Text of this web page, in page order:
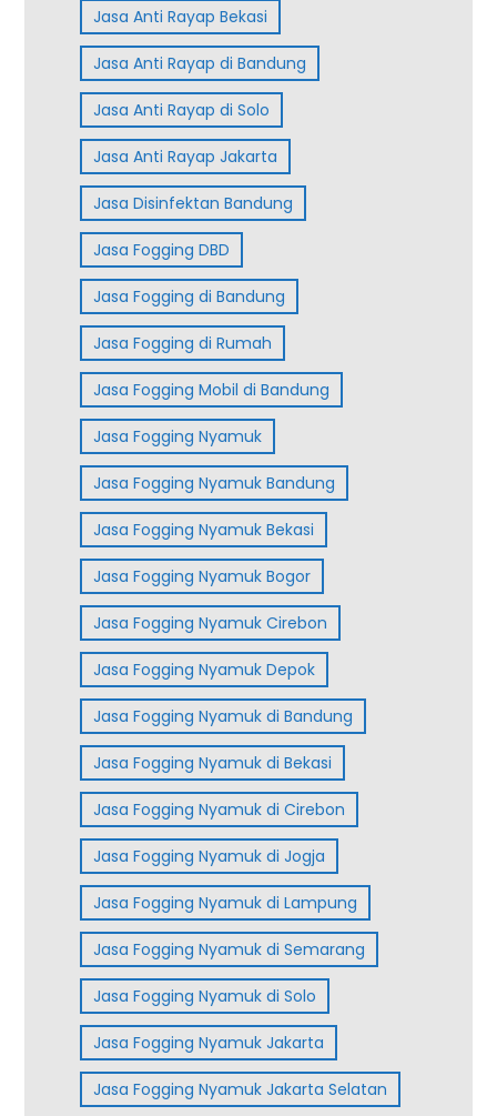
Jasa Anti Rayap Bekasi
Jasa Anti Rayap di Bandung
Jasa Anti Rayap di Solo
Jasa Anti Rayap Jakarta
Jasa Disinfektan Bandung
Jasa Fogging DBD
Jasa Fogging di Bandung
Jasa Fogging di Rumah
Jasa Fogging Mobil di Bandung
Jasa Fogging Nyamuk
Jasa Fogging Nyamuk Bandung
Jasa Fogging Nyamuk Bekasi
Jasa Fogging Nyamuk Bogor
Jasa Fogging Nyamuk Cirebon
Jasa Fogging Nyamuk Depok
Jasa Fogging Nyamuk di Bandung
Jasa Fogging Nyamuk di Bekasi
Jasa Fogging Nyamuk di Cirebon
Jasa Fogging Nyamuk di Jogja
Jasa Fogging Nyamuk di Lampung
Jasa Fogging Nyamuk di Semarang
Jasa Fogging Nyamuk di Solo
Jasa Fogging Nyamuk Jakarta
Jasa Fogging Nyamuk Jakarta Selatan